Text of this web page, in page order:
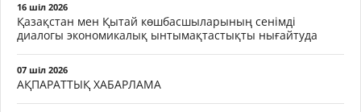
16 шіл 2026
Қазақстан мен Қытай көшбасшыларының сенімді
диалогы экономикалық ынтымақтастықты нығайтуда
07 шіл 2026
АҚПАРАТТЫҚ ХАБАРЛАМА